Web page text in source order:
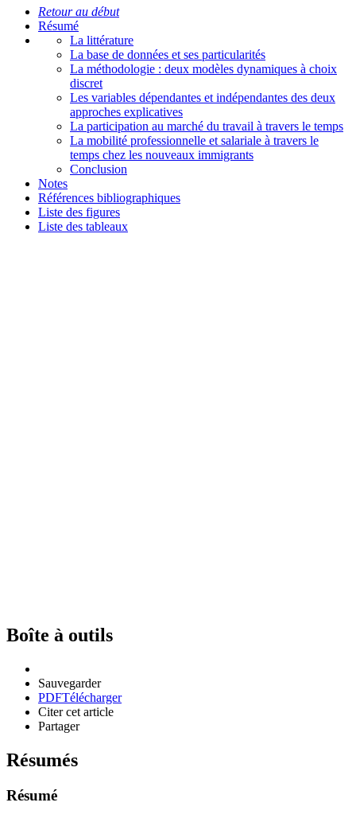
Retour au début
Résumé
La littérature
La base de données et ses particularités
La méthodologie : deux modèles dynamiques à choix
discret
Les variables dépendantes et indépendantes des deux
approches explicatives
La participation au marché du travail à travers le temps
La mobilité professionnelle et salariale à travers le
temps chez les nouveaux immigrants
Conclusion
Notes
Références bibliographiques
Liste des figures
Liste des tableaux
Boîte à outils
Sauvegarder
PDFTélécharger
Citer cet article
Partager
Résumés
Résumé